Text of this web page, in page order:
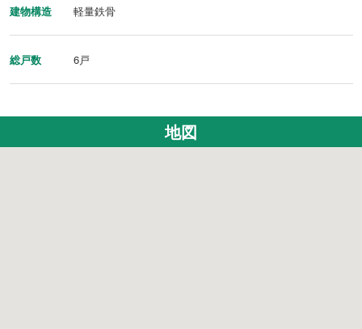
建物構造 軽量鉄骨
総戸数 6戸
地図